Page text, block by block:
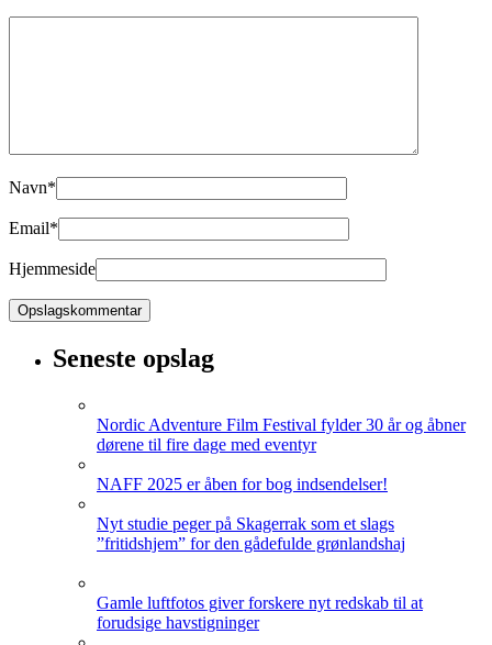
Navn*
Email*
Hjemmeside
Seneste opslag
Nordic Adventure Film Festival fylder 30 år og åbner
dørene til fire dage med eventyr
NAFF 2025 er åben for bog indsendelser!
Nyt studie peger på Skagerrak som et slags
”fritidshjem” for den gådefulde grønlandshaj
Gamle luftfotos giver forskere nyt redskab til at
forudsige havstigninger